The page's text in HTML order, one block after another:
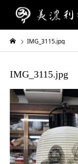
IMG_3115.jpg
IMG_3115.jpg